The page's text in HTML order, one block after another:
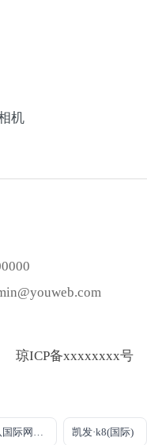
机
琼ICP备xxxxxxxx号
龙八国际网页long8868头号 凯发·k8(国际)